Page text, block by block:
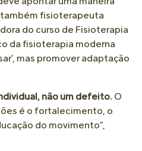
apontar uma maneira
também fisioterapeuta
do curso de Fisioterapia
da fisioterapia moderna
mas promover adaptação
não um defeito. O
é o fortalecimento, o
do movimento”,